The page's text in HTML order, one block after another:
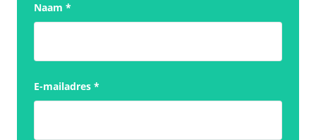
Naam *
E-mailadres *